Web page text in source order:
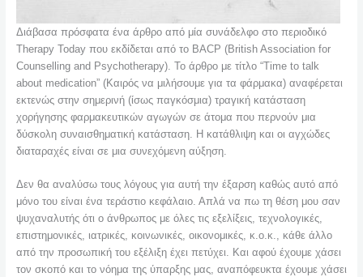
Διάβασα πρόσφατα ένα άρθρο από μία συνάδελφο στο περιοδικό
Therapy Today που εκδίδεται από το BACP (British Association for
Counselling and Psychotherapy). Το άρθρο με τίτλο “Time to talk
about medication” (Καιρός να μιλήσουμε για τα φάρμακα) αναφέρεται
εκτενώς στην σημερινή (ίσως παγκόσμια) τραγική κατάσταση
χορήγησης φαρμακευτικών αγωγών σε άτομα που περνούν μια
δύσκολη συναισθηματική κατάσταση. Η κατάθλιψη και οι αγχώδες
διαταραχές είναι σε μια συνεχόμενη αύξηση.
Δεν θα αναλύσω τους λόγους για αυτή την έξαρση καθώς αυτό από
μόνο του είναι ένα τεράστιο κεφάλαιο. Απλά να πω τη θέση μου σαν
ψυχαναλυτής ότι ο άνθρωπος με όλες τις εξελίξεις, τεχνολογικές,
επιστημονικές, ιατρικές, κοινωνικές, οικονομικές, κ.ο.κ., κάθε άλλο
από την προσωπική του εξέλιξη έχει πετύχει. Και αφού έχουμε χάσει
τον σκοπό και το νόημα της ύπαρξης μας, αναπόφευκτα έχουμε χάσει